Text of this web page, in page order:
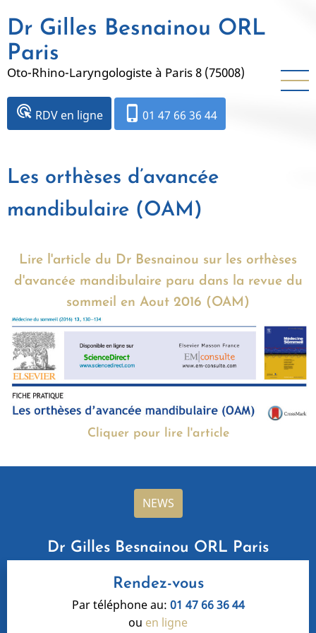
au
contenu
principal
Dr Gilles Besnainou ORL
Paris
Oto-Rhino-Laryngologiste à Paris 8 (75008)
ads_click RDV en ligne phone_iphone 01 47 66 36 44
Les orthèses d’avancée
mandibulaire (OAM)
Lire l'article du Dr Besnainou sur les orthèses
d'avancée mandibulaire paru dans la revue du
sommeil en Aout 2016 (OAM)
Cliquer pour lire l'article
NEWS
Dr Gilles Besnainou ORL Paris
Rendez-vous
Par téléphone au: 01 47 66 36 44
ou en ligne